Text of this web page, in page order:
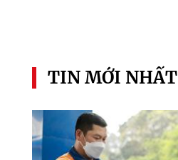
TIN MỚI NHẤT